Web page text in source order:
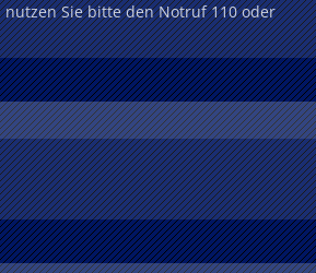
Sie bitte den Notruf 110 oder